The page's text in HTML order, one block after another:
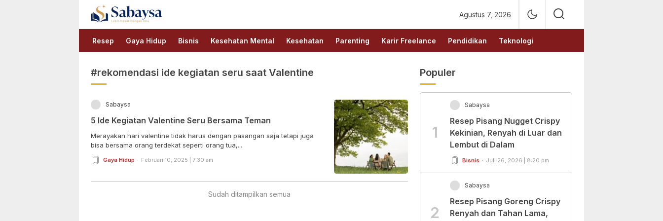
Sabaysa
Lebih Dekat Dengan Ilmu
Agustus 7, 2026
Resep Gaya Hidup Bisnis Kesehatan Mental Kesehatan Parenting Karir Freelance Pendidikan Teknologi
#rekomendasi ide kegiatan seru saat Valentine
Sabaysa
5 Ide Kegiatan Valentine Seru Bersama Teman
Merayakan hari valentine tidak harus dengan pasangan saja tetapi juga
bisa bersama orang terdekat seperti orang tua,...
Gaya Hidup Februari 10, 2025 | 7:30 am
Sudah ditampilkan semua
Populer
1
Sabaysa
Resep Pisang Nugget Crispy
Kekinian, Renyah di Luar dan
Lembut di Dalam
Bisnis Juli 26, 2026 | 8:20 pm
2
Sabaysa
Resep Pisang Goreng Crispy
Renyah dan Tahan Lama,